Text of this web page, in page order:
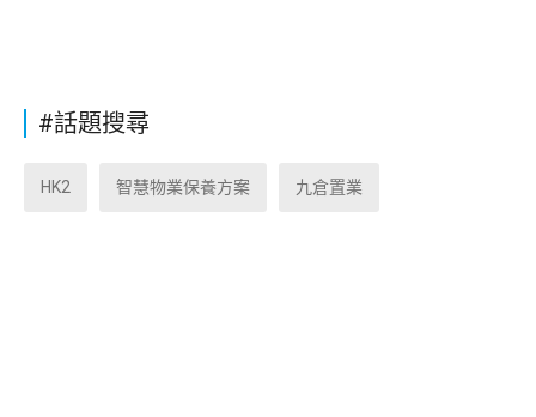
#話題搜尋
HK2 智慧物業保養方案 九倉置業